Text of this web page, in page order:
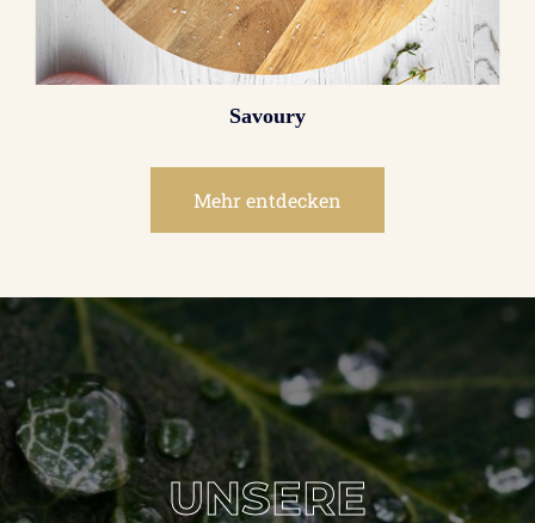
Savoury
Mehr entdecken
UNSERE